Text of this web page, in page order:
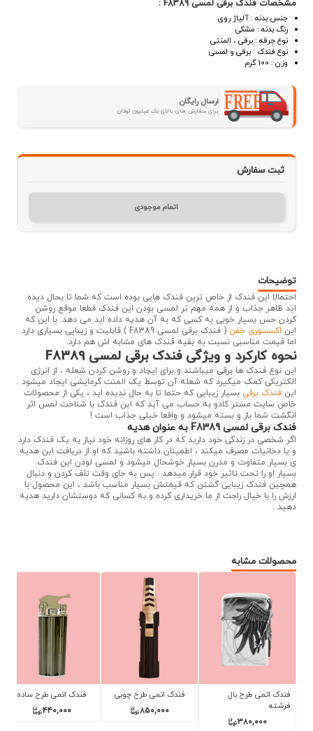
مشخصات فندک برقی لمسی F8389 :
جنس بدنه : آلیاژ روی
رنگ بدنه : مشکی
نوع جرقه : برقی ، المنتی
نوع فندک : برقی و لمسی
وزن : 100 گرم
ارسال رایگان
برای سفارش های بالای یک میلیون تومان
ثبت سفارش
اتمام موجودی
توضیحات
احتمالا این فندک از خاص ترین فندک هایی بوده است که شما تا بحال دیده
اید ظاهر جذاب و از همه مهم تر لمسی بودن این فندک قطعا موقع روشن
کردن حس بسیار خوبی به کسی که به آن هدیه داده اید می دهد. با این که
این اکسسوری خفن
( فندک برقی لمسی F8389 ) قابلیت و زیبایی بسیاری دارد
اما قیمت مناسبی نسبت به بقیه فندک های مشابه اش هم دارد.
نحوه کارکرد و ویژگی فندک برقی لمسی F8389
این نوع فندک ها برقی میباشند و برای ایجاد و روشن کردن شعله ، از انرژی
الکتریکی کمک میگیرد که شعله آن توسط یک المنت گرمایشی ایجاد میشود .
این فندک برقی بسیار زیبایی که حتما تا به حال ندیده اید ، یکی از محصولات
خاص سایت مستر کادو به حساب می آید که این فندک با شناخت لمس اثر
انگشت شما باز و بسته میشود و واقعا خیلی جذاب است !
فندک برقی لمسی F8389 به عنوان هدیه
اگر شخصی در زندگی خود دارید که در کار های روزانه خود نیاز به یک فندک دارد
و یا دخانیات مصرف میکند ، اطمینان داشته باشید که او از دریافت این هدیه
ی بسیار متفاوت و مدرن بسیار خوشحال میشود و لمسی لودن این فندک
بسیار او را تحت تاثیر خود قرار میدهد . پس به جای وقت تلف کردن و دنبال
همچین فندک زیبایی گشتن که قیمتش بسیار مناسب باشد ، این محصول با
ارزش را با خیال راحت از ما خریداری کرده و به کسانی که دوستشان دارید هدیه
دهید .
محصولات مشابه
فندک اتمی طرح بال
فرشته
380,000
فندک اتمی طرح چوبی
850,000
فندک اتمی طرح ساده
440,000